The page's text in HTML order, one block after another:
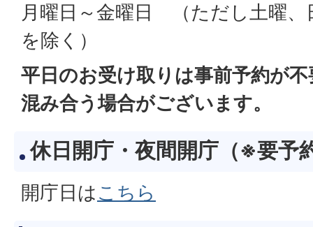
月曜日～金曜日 （ただし土曜、
を除く）
平日のお受け取りは事前予約が
混み合う場合がございます。
休日開庁・夜間開庁（※要予
開庁日はこちら